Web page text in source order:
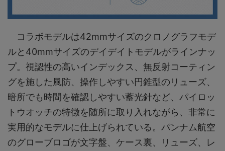
コラボモデルは42mmサイズのクロノグラフモデ
ルと40mmサイズのデイデイトモデルがラインナッ
プ。視認性の高いインデックス、無反射コーティン
グを施した風防、操作しやすい円錐型のリューズ、
暗所でも時間を確認しやすい蓄光針など、パイロッ
トウオッチの特徴を随所に取り入れながら、非常に
実用的なモデルに仕上げられている。パンナム航空
のグローブロゴが文字盤、ケース裏、リューズ、レ